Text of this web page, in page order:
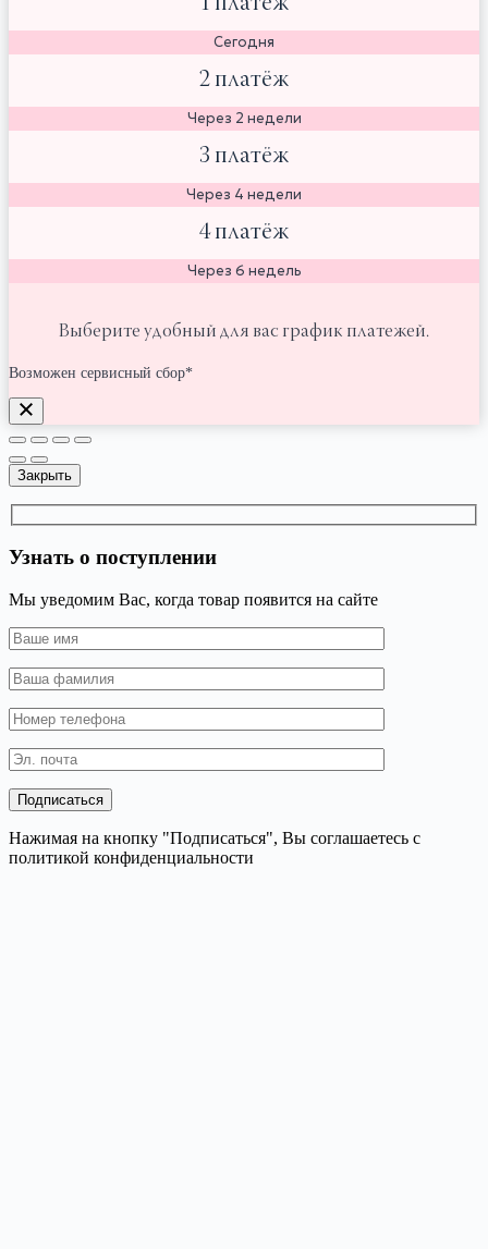
Сегодня
2 платёж
Через 2 недели
3 платёж
Через 4 недели
4 платёж
Через 6 недель
Выберите удобный для вас график платежей.
Возможен сервисный сбор*
Закрыть
Узнать о поступлении
Мы уведомим Вас, когда товар появится на сайте
Нажимая на кнопку "Подписаться", Вы соглашаетесь с
политикой конфиденциальности